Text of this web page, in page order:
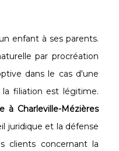
enfant à ses parents.
par procréation
dans le cas d'une
la filiation est légitime.
à Charleville-Mézières
juridique et la défense
clients concernant la